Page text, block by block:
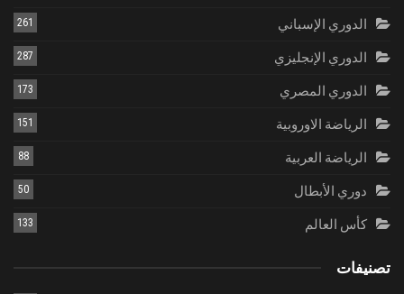
الدوري الإسباني 261
الدوري الإنجليزي 287
الدوري المصري 173
الرياضة الاوروبية 151
الرياضة العربية 88
دوري الأبطال 50
كأس العالم 133
تصنيفات